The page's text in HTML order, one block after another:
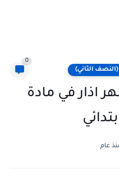
الثاني)
0
اذار في مادة
عام